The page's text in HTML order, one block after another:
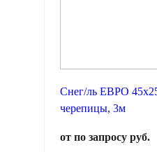
Снег/ль ЕВРО
черепицы, 3м
от по запросу руб.